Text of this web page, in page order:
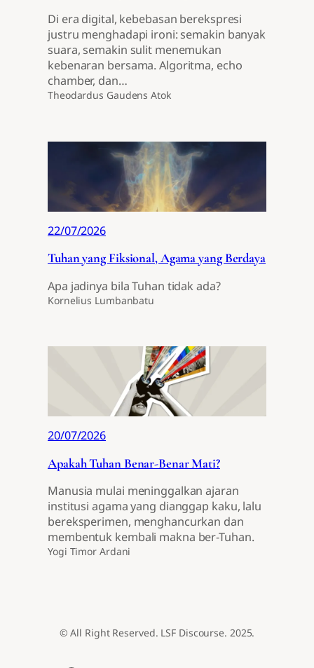
Di era digital, kebebasan berekspresi
justru menghadapi ironi: semakin banyak
suara, semakin sulit menemukan
kebenaran bersama. Algoritma, echo
chamber, dan…
Theodardus Gaudens Atok
22/07/2026
Tuhan yang Fiksional, Agama yang Berdaya
Apa jadinya bila Tuhan tidak ada?
Kornelius Lumbanbatu
20/07/2026
Apakah Tuhan Benar-Benar Mati?
Manusia mulai meninggalkan ajaran
institusi agama yang dianggap kaku, lalu
bereksperimen, menghancurkan dan
membentuk kembali makna ber-Tuhan.
Yogi Timor Ardani
© All Right Reserved. LSF Discourse. 2025.